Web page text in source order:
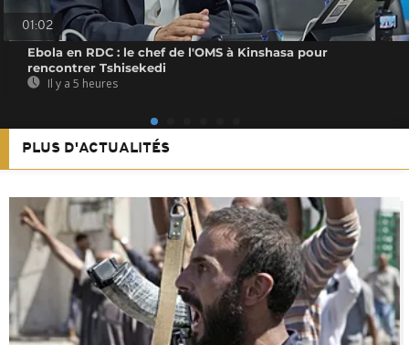
01:02
Ebola en RDC : le chef de l'OMS à Kinshasa pour
rencontrer Tshisekedi
Il y a 5 heures
PLUS D'ACTUALITÉS